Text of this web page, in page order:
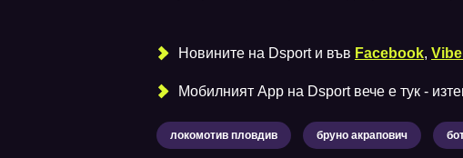
Новините на Dsport и във Facebook,
Мобилният Аpp на Dsport вече е тук -
локомотив пловдив бруно акрапович